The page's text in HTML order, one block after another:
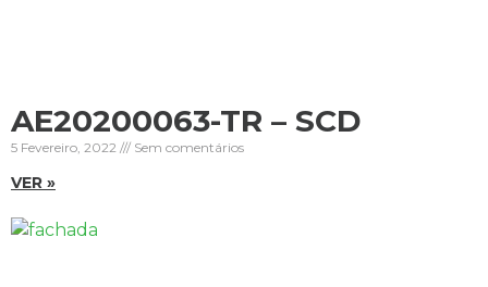
AE20200063-TR – SCD
5 Fevereiro, 2022 Sem comentários
VER »